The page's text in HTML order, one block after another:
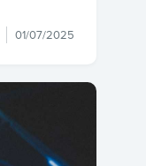
01/07/2025